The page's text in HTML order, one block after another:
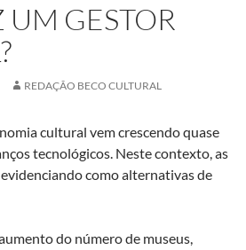
UM GESTOR
REDAÇÃO BECO CULTURAL
cultural vem crescendo quase
tecnológicos. Neste contexto, as
como alternativas de
do número de museus,